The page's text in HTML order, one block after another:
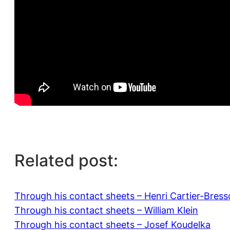
Related post:
Through his contact sheets – Henri Cartier-
Through his contact sheets – William Klein
Through his contact sheets – Josef Koudelka